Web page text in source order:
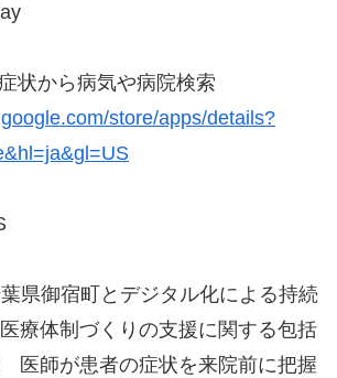
状から病気や病院検索
store/apps/details?
葉県御宿町とデジタル化による持続
療体制づくりの支援に関する包括
医師が患者の症状を来院前に把握